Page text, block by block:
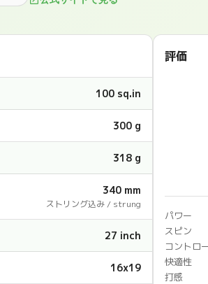
100 sq.in
300 g
318 g
340 mm
ストリング込み / strung
27 inch
16x19
評価
パワー
スピン
コントロ
快適性
打感